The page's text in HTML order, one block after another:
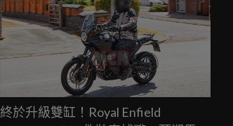
終於升級雙缸！Royal Enfield